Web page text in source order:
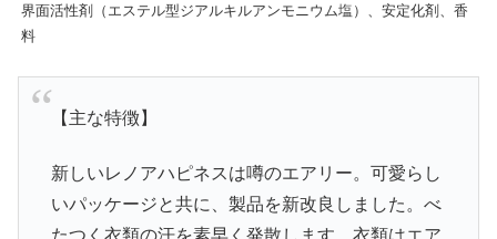
界面活性剤（エステル型ジアルキルアンモニウム塩）、安定化剤、香
料
【主な特徴】
新しいレノアハピネスは噂のエアリー。可愛らし
いパッケージと共に、製品を新改良しました。べ
たつく衣類の汗を素早く発散します。衣類はエア